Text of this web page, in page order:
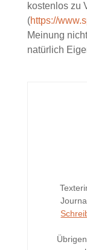
kostenlos zu
(https://
Meinung
natürlich